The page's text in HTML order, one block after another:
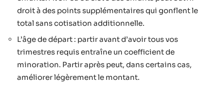
droit à des points supplémentaires qui gonflent le
total sans cotisation additionnelle.
L’âge de départ : partir avant d’avoir tous vos
trimestres requis entraîne un coefficient de
minoration. Partir après peut, dans certains cas,
améliorer légèrement le montant.